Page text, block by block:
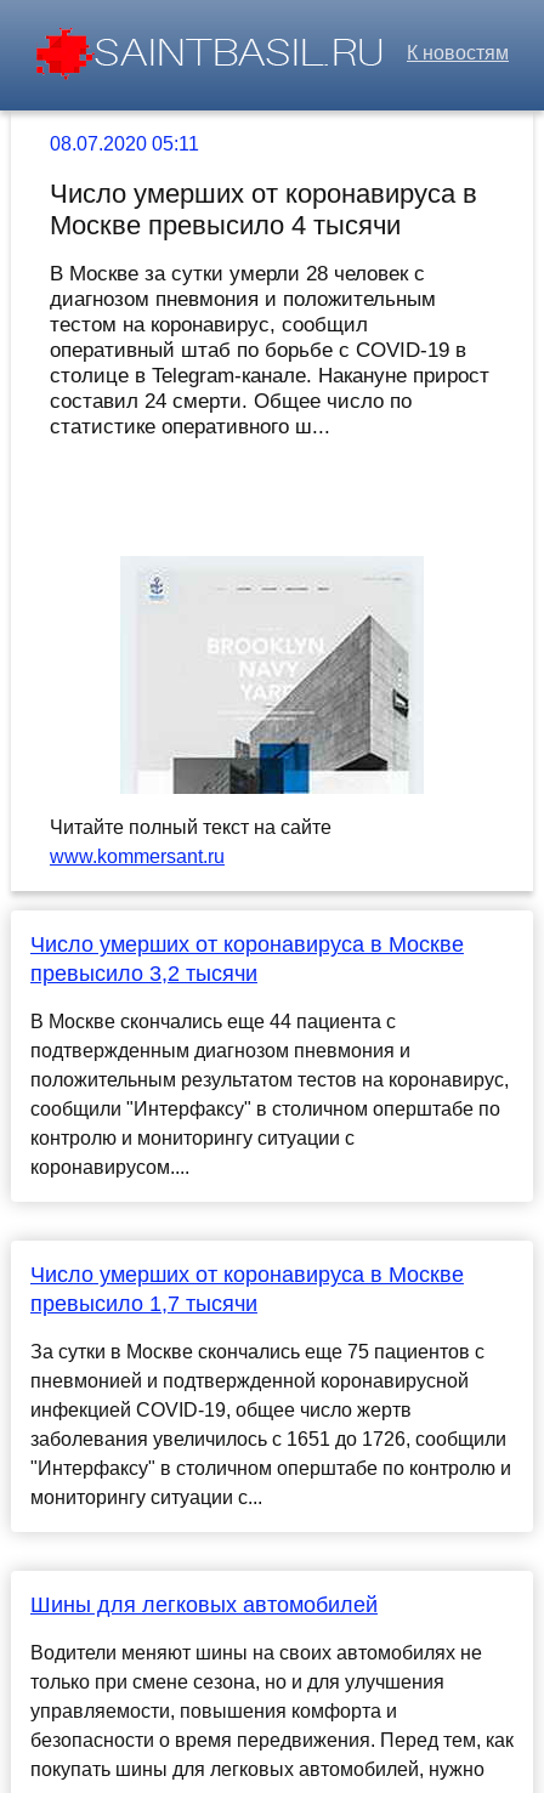
К новостям
08.07.2020 05:11
Число умерших от коронавируса в
Москве превысило 4 тысячи
В Москве за сутки умерли 28 человек с
диагнозом пневмония и положительным
тестом на коронавирус, сообщил
оперативный штаб по борьбе с COVID-19 в
столице в Telegram-канале. Накануне прирост
составил 24 смерти. Общее число по
статистике оперативного ш...
Читайте полный текст на сайте
www.kommersant.ru
Число умерших от коронавируса в Москве
превысило 3,2 тысячи
В Москве скончались еще 44 пациента с
подтвержденным диагнозом пневмония и
положительным результатом тестов на коронавирус,
сообщили "Интерфаксу" в столичном оперштабе по
контролю и мониторингу ситуации с
коронавирусом....
Число умерших от коронавируса в Москве
превысило 1,7 тысячи
За сутки в Москве скончались еще 75 пациентов с
пневмонией и подтвержденной коронавирусной
инфекцией COVID-19, общее число жертв
заболевания увеличилось с 1651 до 1726, сообщили
"Интерфаксу" в столичном оперштабе по контролю и
мониторингу ситуации с...
Шины для легковых автомобилей
Водители меняют шины на своих автомобилях не
только при смене сезона, но и для улучшения
управляемости, повышения комфорта и
безопасности о время передвижения. Перед тем, как
покупать шины для легковых автомобилей, нужно